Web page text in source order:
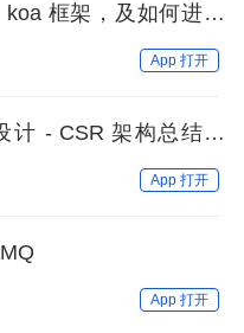
框架，及如何进行
App 打开
计 - CSR 架构总结之
App 打开
App 打开